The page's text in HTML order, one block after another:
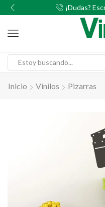
¡Dudas?
Inicio Vinilos Pizarras